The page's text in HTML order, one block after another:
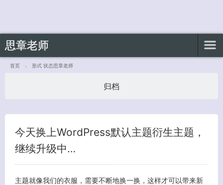
思章老师
首页 形式 状态思章老师
归档
今天换上WordPress默认主题衍生主题，
继续升级中…
主题就像我们的衣服，需要不断地换一换，这样才可以带来新
客服小美